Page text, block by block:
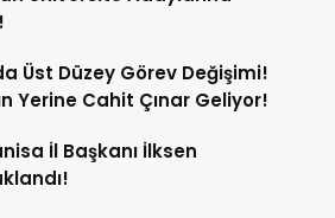
Üst Düzey Görev Değişimi!
Yerine Cahit Çınar Geliyor!
İl Başkanı İlksen